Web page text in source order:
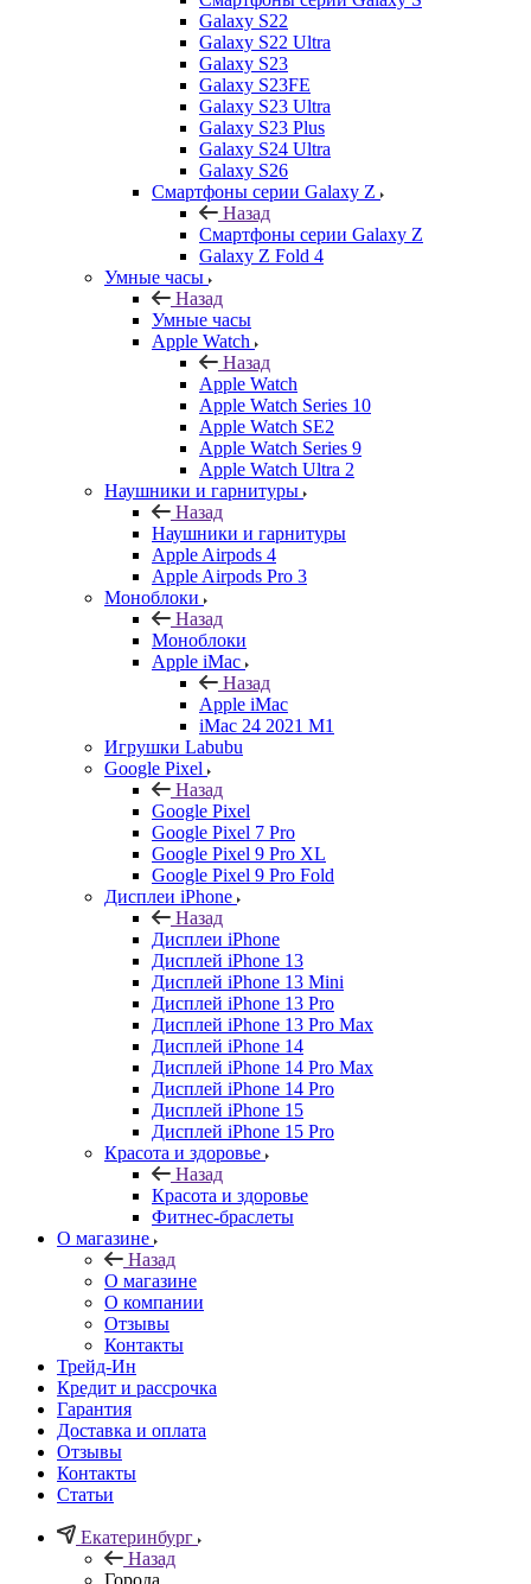
Galaxy S22
Galaxy S22 Ultra
Galaxy S23
Galaxy S23FE
Galaxy S23 Ultra
Galaxy S23 Plus
Galaxy S24 Ultra
Galaxy S26
Смартфоны серии Galaxy Z
Назад
Смартфоны серии Galaxy Z
Galaxy Z Fold 4
Умные часы
Назад
Умные часы
Apple Watch
Назад
Apple Watch
Apple Watch Series 10
Apple Watch SE2
Apple Watch Series 9
Apple Watch Ultra 2
Наушники и гарнитуры
Назад
Наушники и гарнитуры
Apple Airpods 4
Apple Airpods Pro 3
Моноблоки
Назад
Моноблоки
Apple iMac
Назад
Apple iMac
iMac 24 2021 M1
Игрушки Labubu
Google Pixel
Назад
Google Pixel
Google Pixel 7 Pro
Google Pixel 9 Pro XL
Google Pixel 9 Pro Fold
Дисплеи iPhone
Назад
Дисплеи iPhone
Дисплей iPhone 13
Дисплей iPhone 13 Mini
Дисплей iPhone 13 Pro
Дисплей iPhone 13 Pro Max
Дисплей iPhone 14
Дисплей iPhone 14 Pro Max
Дисплей iPhone 14 Pro
Дисплей iPhone 15
Дисплей iPhone 15 Pro
Красота и здоровье
Назад
Красота и здоровье
Фитнес-браслеты
О магазине
Назад
О магазине
О компании
Отзывы
Контакты
Трейд-Ин
Кредит и рассрочка
Гарантия
Доставка и оплата
Отзывы
Контакты
Статьи
Екатеринбург
Назад
Города